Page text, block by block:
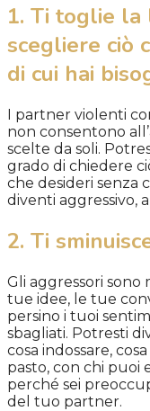
1. Ti toglie
scegliere ciò
di cui hai
I partner violenti
non consentono
scelte da soli.
grado di chiedere
che desideri senza
diventi aggressivo,
2. Ti
Gli aggressori
tue idee, le tue
persino i tuoi
sbagliati. Potresti
cosa indossare,
pasto, con chi puoi
perché sei
del tuo partner.